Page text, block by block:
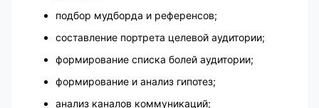
подбор мудборда и референсов;
составление портрета целевой аудитории;
формирование списка болей аудитории;
формирование и анализ гипотез;
анализ каналов коммуникаций;